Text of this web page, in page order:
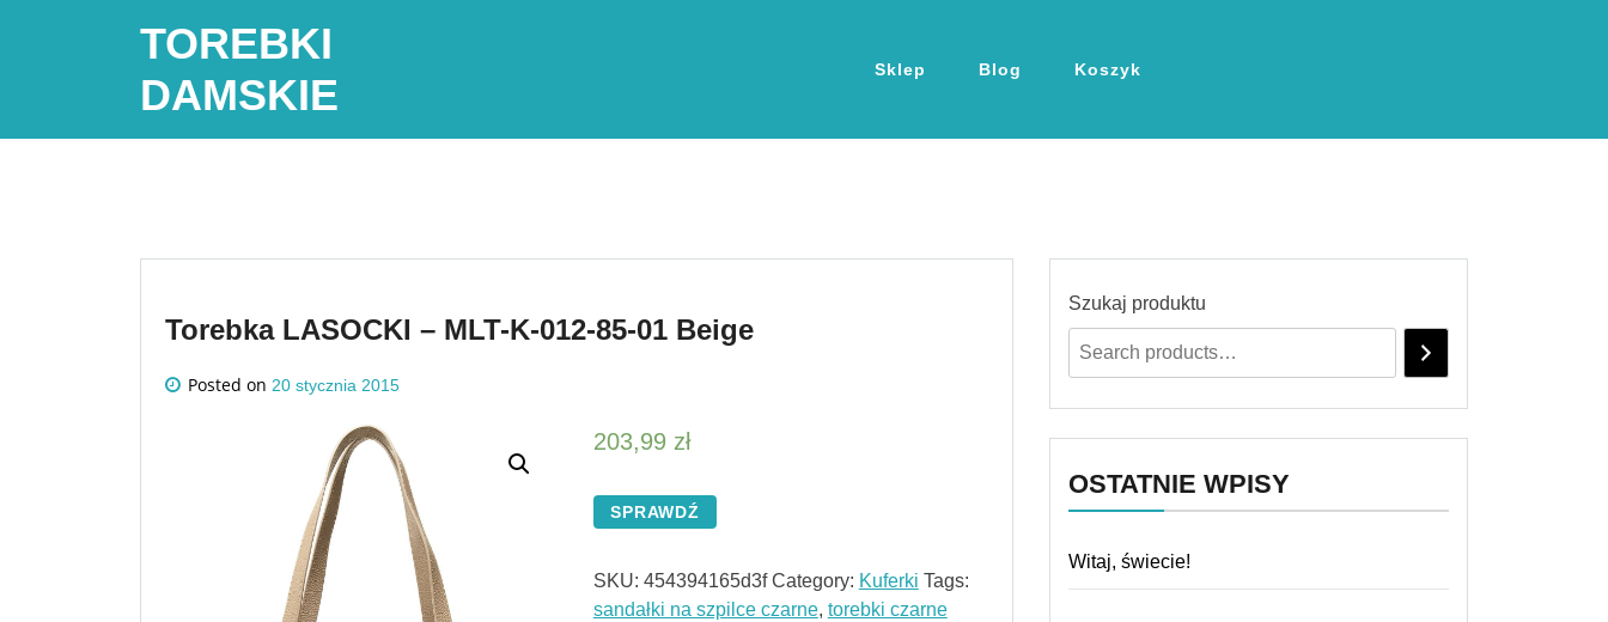
TOREBKI
DAMSKIE
Sklep Blog Koszyk
Torebka LASOCKI – MLT-K-012-85-01 Beige
Posted on 20 stycznia 2015
203,99 zł
SPRAWDŹ
SKU: 454394165d3f Category: Kuferki Tags:
sandałki na szpilce czarne, torebki czarne
Szukaj produktu
OSTATNIE WPISY
Witaj, świecie!